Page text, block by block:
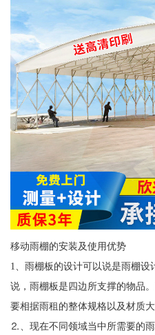
移动雨棚的安装及使用优势
1、雨棚板的设计可以说是雨棚
说，雨棚板是四边所支撑的物品
要相据雨租的整体规格以及材质
⒉、现在不同领域当中所需要的